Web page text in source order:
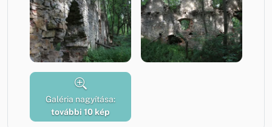
Galéria nagyítása:
további 10 kép